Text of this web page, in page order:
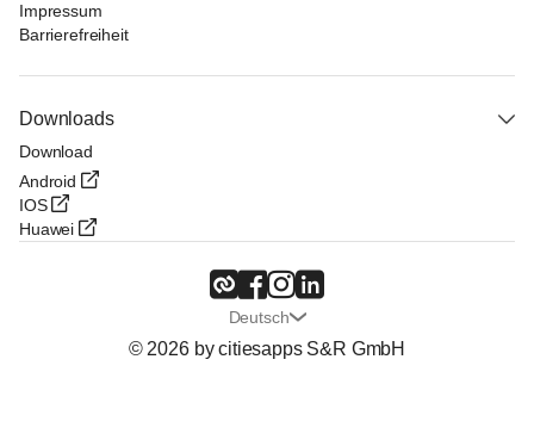
Impressum
Barrierefreiheit
Downloads
Download
Android
IOS
Huawei
Deutsch
© 2026 by citiesapps S&R GmbH